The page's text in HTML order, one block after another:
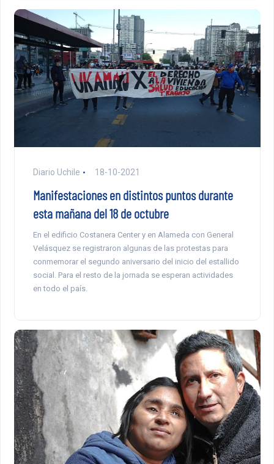
Diario Uchile 18-10-2021
Manifestaciones en distintos puntos durante
esta mañana del 18 de octubre
En el edificio Costanera Center y en Alameda con General
Velásquez se registraron algunas de las protestas para
conmemorar el segundo aniversario del inicio del estallido
social. Para el resto de la jornada se esperan actividades
en todo el país.